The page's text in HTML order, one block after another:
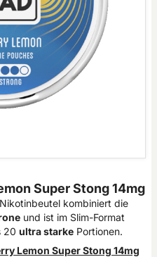
Super Stong 14mg
kombiniert die
und ist im Slim-Format
20 ultra starkePortionen.
Lemon Super Stong 14mg